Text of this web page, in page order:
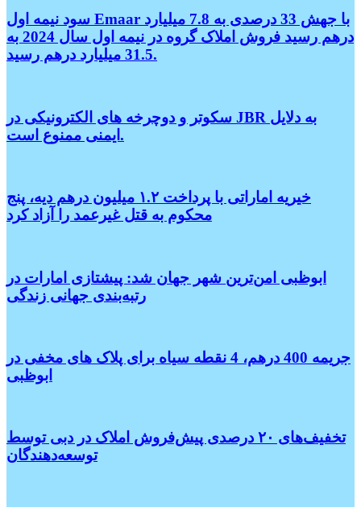
سود نیمه اول Emaar با جهش 33 درصدی به 7.8 میلیارد
درهم رسید فروش املاک گروه در نیمه اول سال 2024 به
31.5 میلیارد درهم رسید.
سکوتر و دوچرخه های الکترونیکی در JBR به دلایل
ایمنی ممنوع است.
خیریه اماراتی با پرداخت ۱.۲ میلیون درهم دیه، پنج
محکوم به قتل غیرعمد را آزاد کرد
ابوظبی امن‌ترین شهر جهان شد: پیشتازی امارات در
رتبه‌بندی جهانی زندگی
جریمه 400 درهم، 4 نقطه سیاه برای پلاک های مخفی در
ابوظبی
تخفیف‌های ۲۰ درصدی پیش‌فروش املاک در دبی توسط
توسعه‌دهندگان